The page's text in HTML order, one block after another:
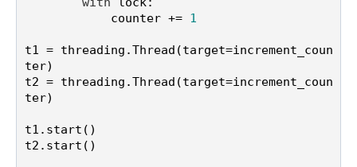
            counter +=
1
t1 = threading.Thread(target=increment_coun
ter)
t2 = threading.Thread(target=increment_coun
ter)
t1.start()
t2.start()